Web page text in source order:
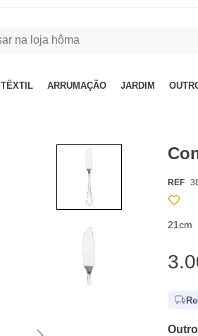
TÊXTIL ARRUMAÇÃO JARDIM
REF
21cm